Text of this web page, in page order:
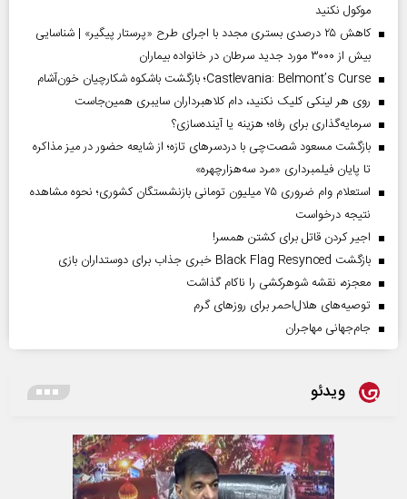
موکول نکنید
کاهش ۲۵ درصدی بستری مجدد با اجرای طرح «پرستار پیگیر» | شناسایی
بیش از ۳۰۰۰ مورد جدید سرطان در خانواده بیماران
Castlevania: Belmont’s Curse؛ بازگشت باشکوه شکارچیان خون‌آشام
روی هر لینکی کلیک نکنید، دام کلاهبرداران سایبری همین‌جاست
سرمایه‌گذاری برای رفاه؛ هزینه یا آینده‌سازی؟
بازگشت مسعود شصت‌چی با دردسر‌های تازه؛ از شایعه حضور در میز مذاکره
تا پایان فیلمبرداری «مرد سه‌هزارچهره»
استعلام وام ضروری ۷۵ میلیون تومانی بازنشستگان کشوری؛ نحوه مشاهده
نتیجه درخواست
اجیر کردن قاتل برای کشتن همسر!
بازگشت Black Flag Resynced خبری جذاب برای دوستداران بازی
معجزه، نقشه شوهرکشی را ناکام گذاشت
توصیه‌های هلال‌احمر برای روز‌های گرم
جام‌جهانی مهاجران
ویدئو